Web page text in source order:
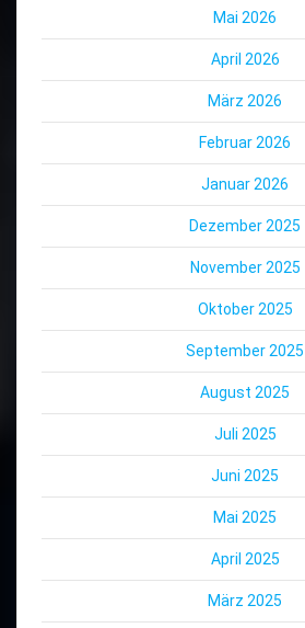
Mai 2026
April 2026
März 2026
Februar 2026
Januar 2026
Dezember 2025
November 2025
Oktober 2025
September 2025
August 2025
Juli 2025
Juni 2025
Mai 2025
April 2025
März 2025